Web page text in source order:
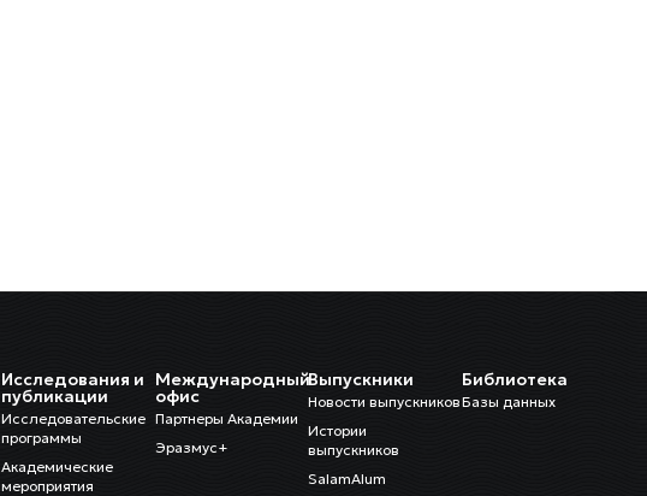
Исследования и
публикации
Исследовательские
программы
Академические
мероприятия
Международный
офис
Партнеры Академии
Эразмус+
Выпускники
Новости выпускников
Истории
выпускников
SalamAlum
Библиотека
Базы данных